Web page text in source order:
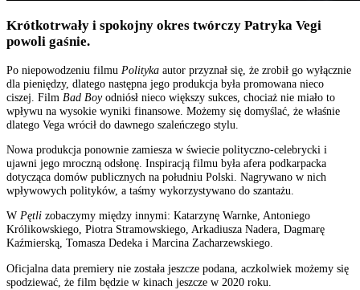
Krótkotrwały i spokojny okres twórczy Patryka Vegi
powoli gaśnie.
Po niepowodzeniu filmu Polityka autor przyznał się, że zrobił go wyłącznie
dla pieniędzy, dlatego następna jego produkcja była promowana nieco
ciszej. Film Bad Boyodniósł nieco większy sukces, chociaż nie miało to
wpływu na wysokie wyniki finansowe. Możemy się domyślać, że właśnie
dlatego Vega wrócił do dawnego szaleńczego stylu.
Nowa produkcja ponownie zamiesza w świecie polityczno-celebrycki i
ujawni jego mroczną odsłonę. Inspiracją filmu była afera podkarpacka
dotycząca domów publicznych na południu Polski. Nagrywano w nich
wpływowych polityków, a taśmy wykorzystywano do szantażu.
W Pętli zobaczymy między innymi: Katarzynę Warnke, Antoniego
Królikowskiego, Piotra Stramowskiego, Arkadiusza Nadera, Dagmarę
Kaźmierską, Tomasza Dedeka i Marcina Zacharzewskiego.
Oficjalna data premiery nie została jeszcze podana, aczkolwiek możemy się
spodziewać, że film będzie w kinach jeszcze w 2020 roku.